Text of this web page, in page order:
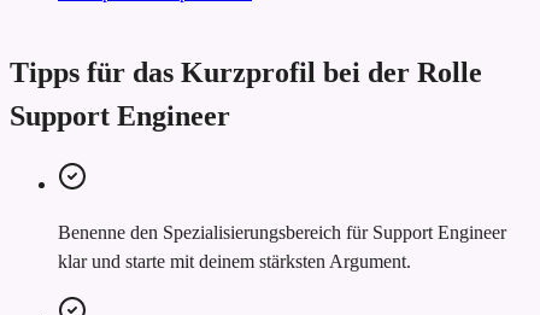
Tipps für das Kurzprofil bei der Rolle
Support Engineer
Benenne den Spezialisierungsbereich für Support Engineer
klar und starte mit deinem stärksten Argument.